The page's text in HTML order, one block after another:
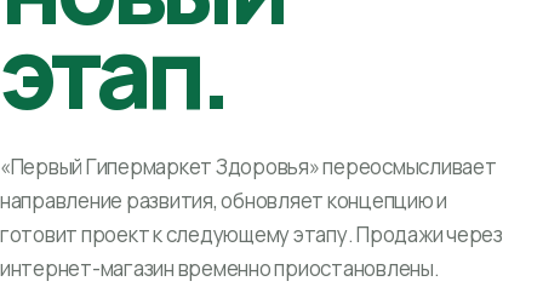
этап.
«Первый Гипермаркет Здоровья» переосмысливает
направление развития, обновляет концепцию и
готовит проект к следующему этапу. Продажи через
интернет-магазин временно приостановлены.